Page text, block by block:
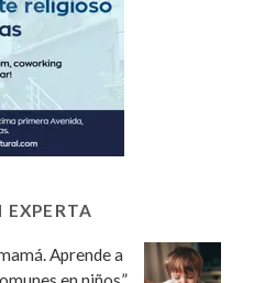
EXPERTA
Aprende a